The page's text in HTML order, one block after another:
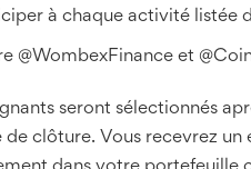
à chaque activité listée
@WombexFinance et
seront sélectionnés
de clôture. Vous recevrez